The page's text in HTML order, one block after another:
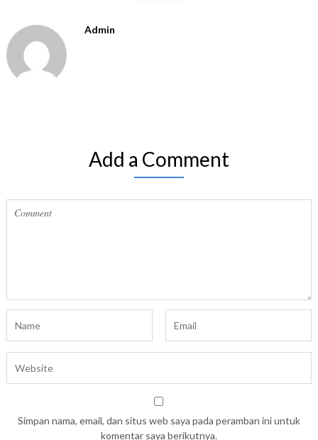
Admin
Add a Comment
Simpan nama, email, dan situs web saya pada peramban ini untuk
komentar saya berikutnya.